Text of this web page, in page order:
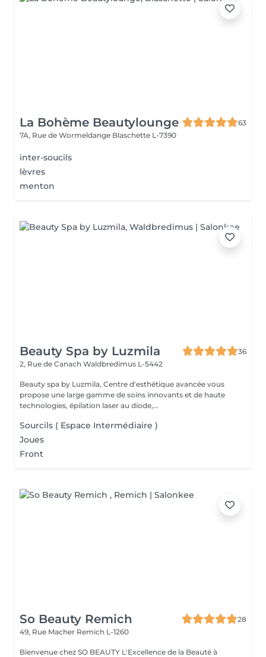
La Bohème Beautylounge
63
7A, Rue de Wormeldange Blaschette L-7390
inter-soucils
lèvres
menton
Beauty Spa by Luzmila
36
2, Rue de Canach Waldbredimus L-5442
Beauty spa by Luzmila, Centre d'esthétique avancée vous
propose une large gamme de soins innovants et de haute
technologies, épilation laser au diode,...
Sourcils ( Espace Intermédiaire )
Joues
Front
So Beauty Remich
28
49, Rue Macher Remich L-1260
Bienvenue chez SO BEAUTY L'Excellence de la Beauté à